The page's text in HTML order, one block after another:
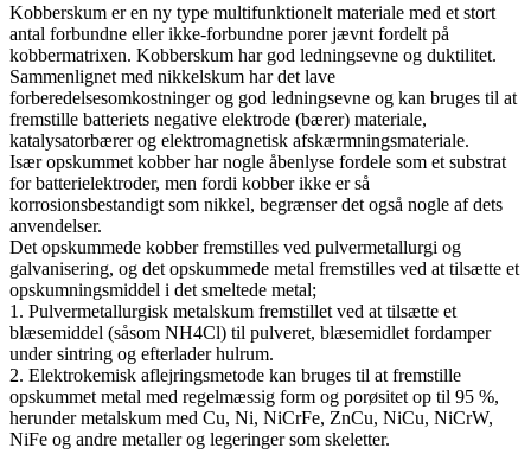
Kobberskum er en ny type multifunktionelt materiale med et stort
antal forbundne eller ikke-forbundne porer jævnt fordelt på
kobbermatrixen. Kobberskum har god ledningsevne og duktilitet.
Sammenlignet med nikkelskum har det lave
forberedelsesomkostninger og god ledningsevne og kan bruges til at
fremstille batteriets negative elektrode (bærer) materiale,
katalysatorbærer og elektromagnetisk afskærmningsmateriale.
Især opskummet kobber har nogle åbenlyse fordele som et substrat
for batterielektroder, men fordi kobber ikke er så
korrosionsbestandigt som nikkel, begrænser det også nogle af dets
anvendelser.
Det opskummede kobber fremstilles ved pulvermetallurgi og
galvanisering, og det opskummede metal fremstilles ved at tilsætte et
opskumningsmiddel i det smeltede metal;
1. Pulvermetallurgisk metalskum fremstillet ved at tilsætte et
blæsemiddel (såsom NH4Cl) til pulveret, blæsemidlet fordamper
under sintring og efterlader hulrum.
2. Elektrokemisk aflejringsmetode kan bruges til at fremstille
opskummet metal med regelmæssig form og porøsitet op til 95 %,
herunder metalskum med Cu, Ni, NiCrFe, ZnCu, NiCu, NiCrW,
NiFe og andre metaller og legeringer som skeletter.